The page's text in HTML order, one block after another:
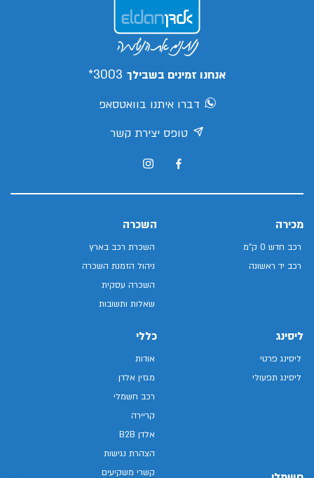
אנחנו זמינים בשבילך 3003*
דברו איתנו בוואטסאפ
טופס יצירת קשר
מכירה
רכב חדש 0 ק"מ
רכב יד ראשונה
השכרה
השכרת רכב בארץ
ניהול הזמנת השכרה
השכרה עסקית
שאלות ותשובות
ליסינג
ליסינג פרטי
ליסינג תפעולי
כללי
אודות
מגזין אלדן
רכב חשמלי
קריירה
אלדן B2B
הצהרת נגישות
קשרי משקיעים